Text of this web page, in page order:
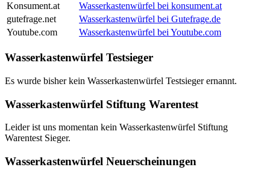
Konsument.at
Wasserkastenwürfel bei konsument.at
gutefrage.net
Wasserkastenwürfel bei Gutefrage.de
Youtube.com
Wasserkastenwürfel bei Youtube.com
Wasserkastenwürfel Testsieger
Es wurde bisher kein Wasserkastenwürfel Testsieger ernannt.
Wasserkastenwürfel Stiftung Warentest
Leider ist uns momentan kein Wasserkastenwürfel Stiftung
Warentest Sieger.
Wasserkastenwürfel Neuerscheinungen